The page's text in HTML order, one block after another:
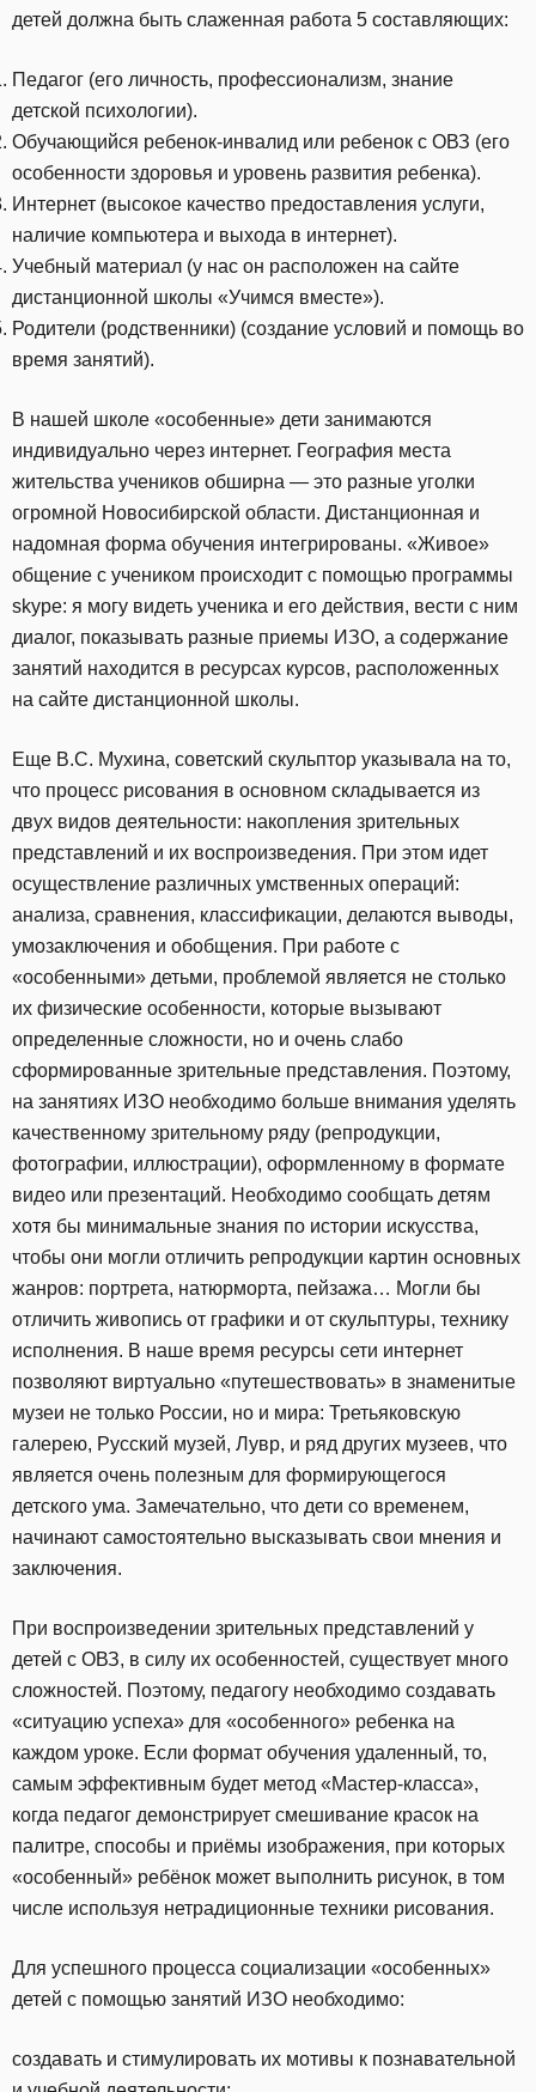
детей должна быть слаженная работа 5 составляющих:
Педагог (его личность, профессионализм, знание
детской психологии).
Обучающийся ребенок-инвалид или ребенок с ОВЗ (его
особенности здоровья и уровень развития ребенка).
Интернет (высокое качество предоставления услуги,
наличие компьютера и выхода в интернет).
Учебный материал (у нас он расположен на сайте
дистанционной школы «Учимся вместе»).
Родители (родственники) (создание условий и помощь во
время занятий).
В нашей школе «особенные» дети занимаются
индивидуально через интернет. География места
жительства учеников обширна — это разные уголки
огромной Новосибирской области. Дистанционная и
надомная форма обучения интегрированы. «Живое»
общение с учеником происходит с помощью программы
skype: я могу видеть ученика и его действия, вести с ним
диалог, показывать разные приемы ИЗО, а содержание
занятий находится в ресурсах курсов, расположенных
на сайте дистанционной школы.
Еще В.С. Мухина, советский скульптор указывала на то,
что процесс рисования в основном складывается из
двух видов деятельности: накопления зрительных
представлений и их воспроизведения. При этом идет
осуществление различных умственных операций:
анализа, сравнения, классификации, делаются выводы,
умозаключения и обобщения. При работе с
«особенными» детьми, проблемой является не столько
их физические особенности, которые вызывают
определенные сложности, но и очень слабо
сформированные зрительные представления. Поэтому,
на занятиях ИЗО необходимо больше внимания уделять
качественному зрительному ряду (репродукции,
фотографии, иллюстрации), оформленному в формате
видео или презентаций. Необходимо сообщать детям
хотя бы минимальные знания по истории искусства,
чтобы они могли отличить репродукции картин основных
жанров: портрета, натюрморта, пейзажа… Могли бы
отличить живопись от графики и от скульптуры, технику
исполнения. В наше время ресурсы сети интернет
позволяют виртуально «путешествовать» в знаменитые
музеи не только России, но и мира: Третьяковскую
галерею, Русский музей, Лувр, и ряд других музеев, что
является очень полезным для формирующегося
детского ума. Замечательно, что дети со временем,
начинают самостоятельно высказывать свои мнения и
заключения.
При воспроизведении зрительных представлений у
детей с ОВЗ, в силу их особенностей, существует много
сложностей. Поэтому, педагогу необходимо создавать
«ситуацию успеха» для «особенного» ребенка на
каждом уроке. Если формат обучения удаленный, то,
самым эффективным будет метод «Мастер-класса»,
когда педагог демонстрирует смешивание красок на
палитре, способы и приёмы изображения, при которых
«особенный» ребёнок может выполнить рисунок, в том
числе используя нетрадиционные техники рисования.
Для успешного процесса социализации «особенных»
детей с помощью занятий ИЗО необходимо:
создавать и стимулировать их мотивы к познавательной